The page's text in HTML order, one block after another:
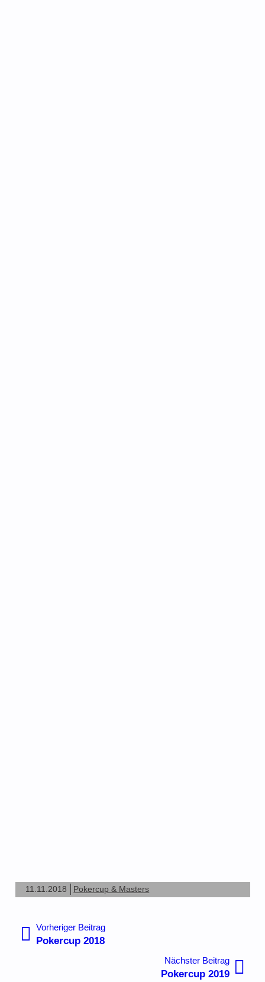
11.11.2018 Pokercup & Masters
Beitragsnavigation
Vorheriger BeitragVorheriger
Beitrag:
Pokercup 2018
Nächster Beitrag
Beitrag:
Pokercup 2019